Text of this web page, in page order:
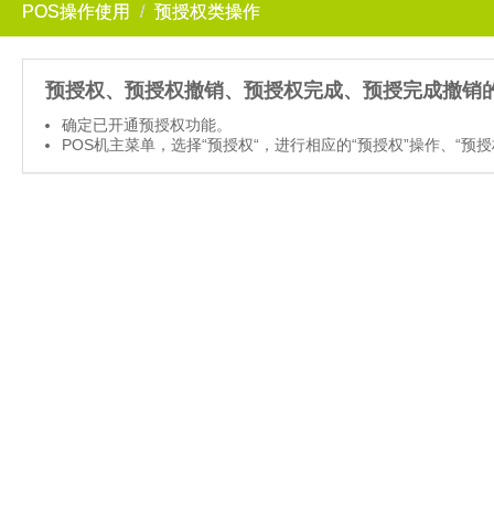
POS操作使用 预授权类操作
预授权、预授权撤销、预授权完成、预授完成撤销
确定已开通预授权功能。
POS机主菜单，选择“预授权“，进行相应的“预授权”操作、“预